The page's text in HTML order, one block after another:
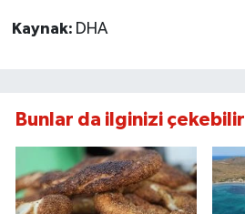
Kaynak: DHA
Bunlar da ilginizi çekebilir